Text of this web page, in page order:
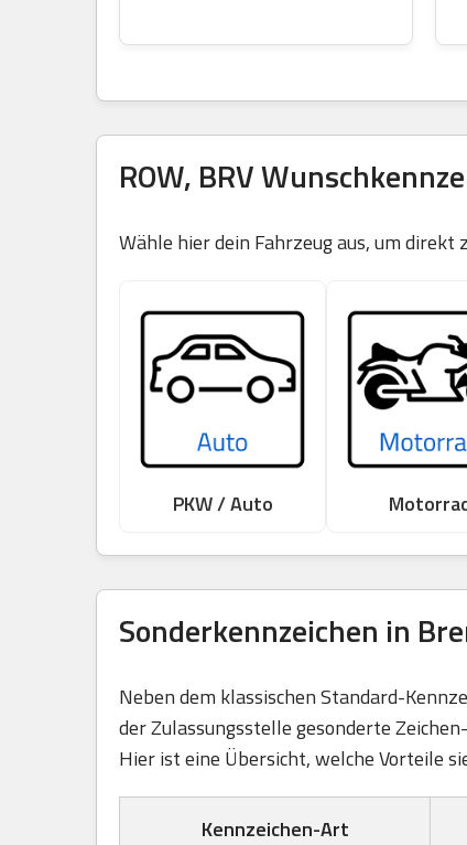
ROW, BRV
Wähle hier dein Fahrzeug aus, um
PKW / Auto
Sonderkennzeichen in
Neben dem klassischen Standard-
der Zulassungsstelle gesonderte
Hier ist eine Übersicht, welche Vorteile
Kennzeichen-Art